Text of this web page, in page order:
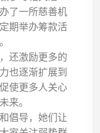
了一所慈善机
期举办筹款活
还激励更多的
也逐渐扩展到
使更多人关心
来。
倡导，她们让